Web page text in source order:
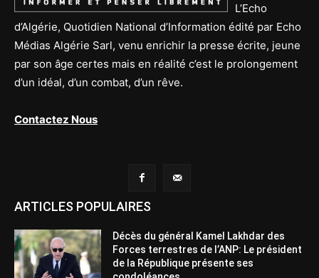
L’Echo
d’Algérie, Quotidien National d’Information édité par Echo
Médias Algérie Sarl, venu enrichir la presse écrite, jeune
par son âge certes mais en réalité c’est le prolongement
d’un idéal, d’un combat, d’un rêve.
Contactez Nous
ARTICLES POPULAIRES
Décès du général Kamel Lakhdar des
Forces terrestres de l’ANP: Le président
de la République présente ses